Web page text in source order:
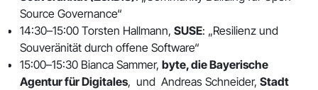
Source Governance“
14:30–15:00 Torsten Hallmann, SUSE: „Resilienz und
Souveränität durch offene Software“
15:00–15:30 Bianca Sammer, byte, die Bayerische
Agentur für Digitales, und Andreas Schneider, Stadt